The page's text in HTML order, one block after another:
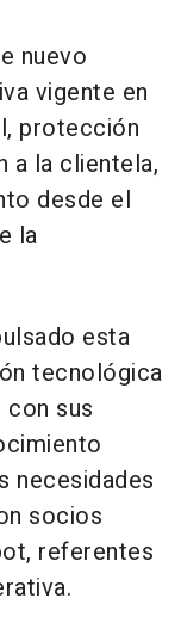
nuevo
vigente en
protección
a la clientela,
desde el
la
esta
tecnológica
sus
necesidades
socios
referentes